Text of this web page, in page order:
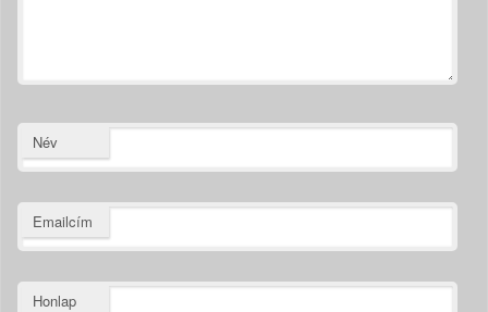
Név
Emailcím
Honlap